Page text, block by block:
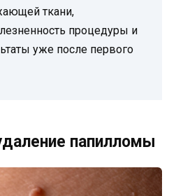
ткани,
процедуры и
уже после первого
папилломы